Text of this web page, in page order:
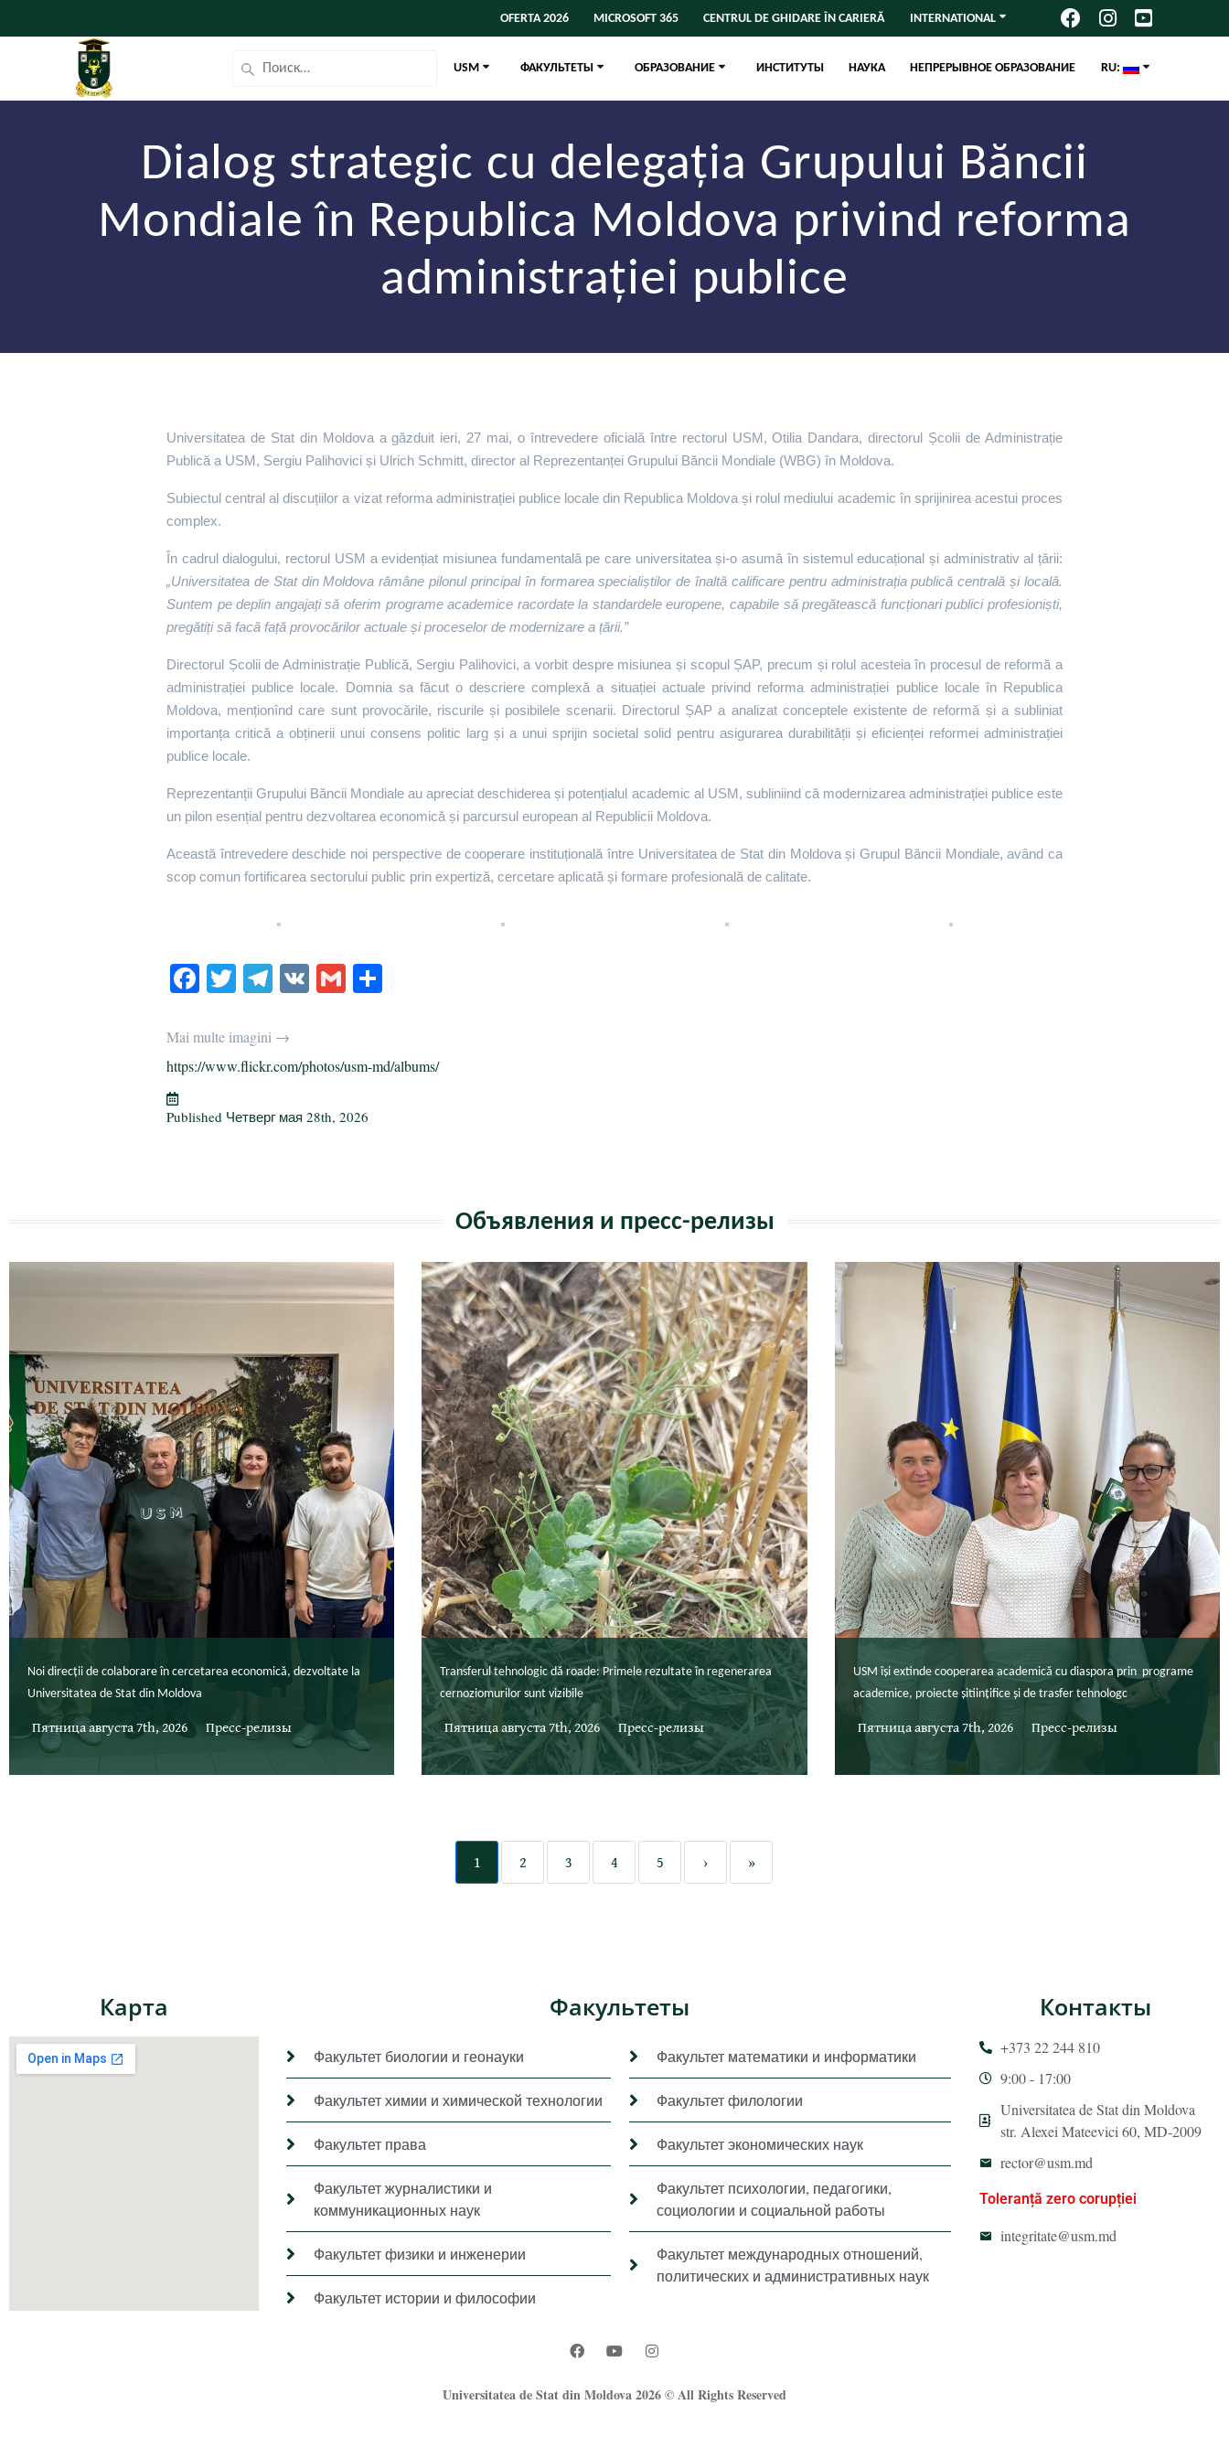
OFERTA 2026 MICROSOFT 365 CENTRUL DE GHIDARE ÎN CARIERĂ INTERNATIONAL
USM ФАКУЛЬТЕТЫ ОБРАЗОВАНИЕ ИНСТИТУТЫ НАУКА НЕПРЕРЫВНОЕ ОБРАЗОВАНИЕ RU:
Dialog strategic cu delegația Grupului Băncii
Mondiale în Republica Moldova privind reforma
administrației publice
Universitatea de Stat din Moldova a găzduit ieri, 27 mai, o întrevedere oficială între rectorul USM, Otilia Dandara, directorul Școlii de Administrație
Publică a USM, Sergiu Palihovici și Ulrich Schmitt, director al Reprezentanței Grupului Băncii Mondiale (WBG) în Moldova.
Subiectul central al discuțiilor a vizat reforma administrației publice locale din Republica Moldova și rolul mediului academic în sprijinirea acestui proces
complex.
În cadrul dialogului, rectorul USM a evidențiat misiunea fundamentală pe care universitatea și-o asumă în sistemul educațional și administrativ al țării:
„Universitatea de Stat din Moldova rămâne pilonul principal în formarea specialiștilor de înaltă calificare pentru administrația publică centrală și locală.
Suntem pe deplin angajați să oferim programe academice racordate la standardele europene, capabile să pregătească funcționari publici profesioniști,
pregătiți să facă față provocărilor actuale și proceselor de modernizare a țării.”
Directorul Școlii de Administrație Publică, Sergiu Palihovici, a vorbit despre misiunea și scopul ȘAP, precum și rolul acesteia în procesul de reformă a
administrației publice locale. Domnia sa făcut o descriere complexă a situației actuale privind reforma administrației publice locale în Republica
Moldova, menționînd care sunt provocările, riscurile și posibilele scenarii. Directorul ȘAP a analizat conceptele existente de reformă și a subliniat
importanța critică a obținerii unui consens politic larg și a unui sprijin societal solid pentru asigurarea durabilității și eficienței reformei administrației
publice locale.
Reprezentanții Grupului Băncii Mondiale au apreciat deschiderea și potențialul academic al USM, subliniind că modernizarea administrației publice este
un pilon esențial pentru dezvoltarea economică și parcursul european al Republicii Moldova.
Această întrevedere deschide noi perspective de cooperare instituțională între Universitatea de Stat din Moldova și Grupul Băncii Mondiale, având ca
scop comun fortificarea sectorului public prin expertiză, cercetare aplicată și formare profesională de calitate.
Fa
bo
ok
T
tte
r
Te
gr
a
V G
а
Mai multe imagini →
https://www.flickr.com/photos/usm-md/albums/
Published Четверг мая 28th, 2026
Объявления и пресс-релизы
Noi direcții de colaborare în cercetarea economică, dezvoltate la
Universitatea de Stat din Moldova
Пятница августа 7th, 2026 Пресс-релизы
Transferul tehnologic dă roade: Primele rezultate în regenerarea
cernoziomurilor sunt vizibile
Пятница августа 7th, 2026 Пресс-релизы
USM își extinde cooperarea academică cu diaspora prin programe
academice, proiecte șitiințifice și de trasfer tehnologc
Пятница августа 7th, 2026 Пресс-релизы
1 2 3 4 5 › »
Карта Факультеты
Факультет биологии и геонауки
Факультет химии и химической технологии
Факультет права
Факультет журналистики и
коммуникационных наук
Факультет физики и инженерии
Факультет истории и философии
Факультет математики и информатики
Факультет филологии
Факультет экономических наук
Факультет психологии, педагогики,
социологии и социальной работы
Факультет международных отношений,
политических и административных наук
Контакты
+373 22 244 810
9:00 - 17:00
Universitatea de Stat din Moldova
str. Alexei Mateevici 60, MD-2009
rector@usm.md
Toleranță zero corupției
integritate@usm.md
Universitatea de Stat din Moldova 2026 © All Rights Reserved